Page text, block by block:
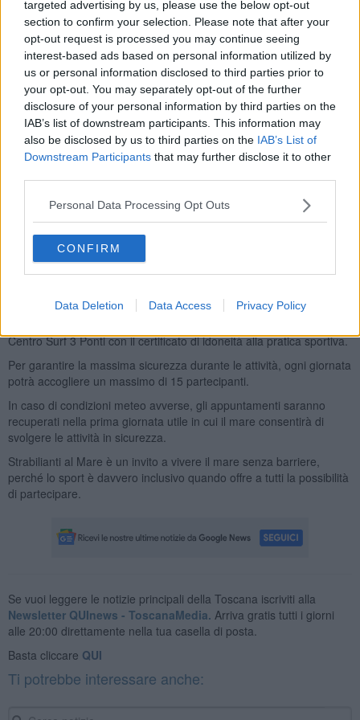
targeted advertising by us, please use the below opt-out
section to confirm your selection. Please note that after your
opt-out request is processed you may continue seeing
interest-based ads based on personal information utilized by
us or personal information disclosed to third parties prior to
your opt-out. You may separately opt-out of the further
disclosure of your personal information by third parties on the
IAB’s list of downstream participants. This information may
also be disclosed by us to third parties on the IAB’s List of
Downstream Participants that may further disclose it to other
Personal Data Processing Opt Outs
CONFIRM
Data Deletion Data Access Privacy Policy
persone con disabilità di vivere il mare attraverso lo sport, in un
ambiente sicuro, accogliente e accessibile.
Dal primo Luglio al 29 Agosto , ogni mercoledì, sarà possibile
cimentarsi in diverse discipline acquatiche, scelte in base alle
caratteristiche e alle esigenze di ciascun partecipante: SUP, surf,
windsurf e canoa.
spazio di libertà, divertimento e inclusione. Per noi livornesi il mare
è qualcosa di naturale e vogliamo che lo sia davvero per tutti.
L'iniziativa è aperta non solo ai cittadini di Livorno, ma anche a chi
desidera partecipare provenendo da altre città.
La partecipazione è gratuita. È richiesto esclusivamente un
assicurativa e valido fino al termine del 2026. Per partecipare è
Centro Surf 3 Ponti con il certificato di idoneità alla pratica sportiva.
Per garantire la massima sicurezza durante le attività, ogni giornata
potrà accogliere un massimo di 15 partecipanti.
In caso di condizioni meteo avverse, gli appuntamenti saranno
recuperati nella prima giornata utile in cui il mare consentirà di
svolgere le attività in sicurezza.
Strabilianti al Mare è un invito a vivere il mare senza barriere,
perché lo sport è davvero inclusivo quando offre a tutti la possibilità
di partecipare.
Se vuoi leggere le notizie principali della Toscana iscriviti alla
Newsletter QUInews - ToscanaMedia. Arriva gratis tutti i giorni
alle 20:00 direttamente nella tua casella di posta.
Basta cliccare QUI
Ti potrebbe interessare anche: